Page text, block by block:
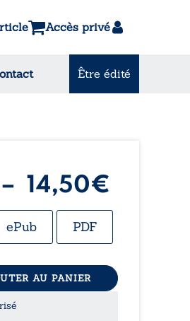
Accès privé
Être édité
– 14,50€
de
11,99€
ePub PDF
AU PANIER